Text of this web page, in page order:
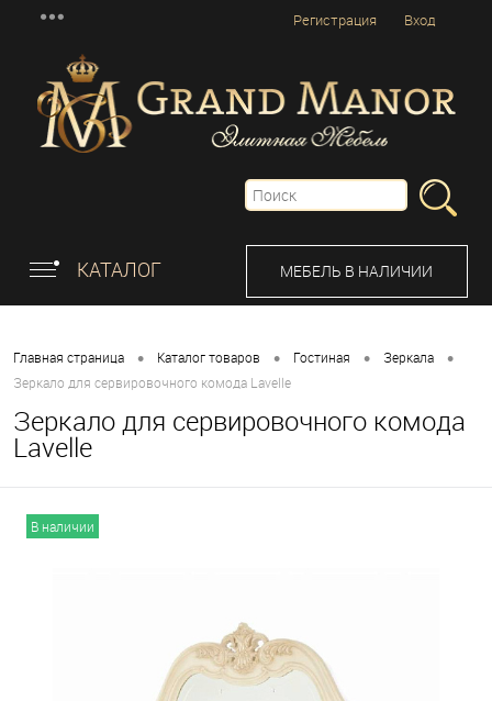
Вход
Регистрация
КАТАЛОГ МЕБЕЛЬ В НАЛИЧИИ
Главная страница • Каталог товаров • Гостиная • Зеркала •
Зеркало для сервировочного комода Lavelle
Зеркало для сервировочного комода
Lavelle
В наличии